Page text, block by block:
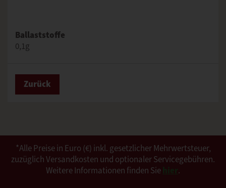
Ballaststoffe
0,1g
Zurück
*Alle Preise in Euro (€) inkl. gesetzlicher Mehrwertsteuer,
zuzüglich Versandkosten und optionaler Servicegebühren.
Weitere Informationen finden Sie
.